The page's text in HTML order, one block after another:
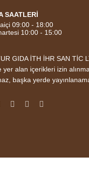
SAATLERİ
09:00 - 18:00
10:00 - 15:00
GIDA İTH İHR SAN TİC
alan içerikleri izin
başka yerde